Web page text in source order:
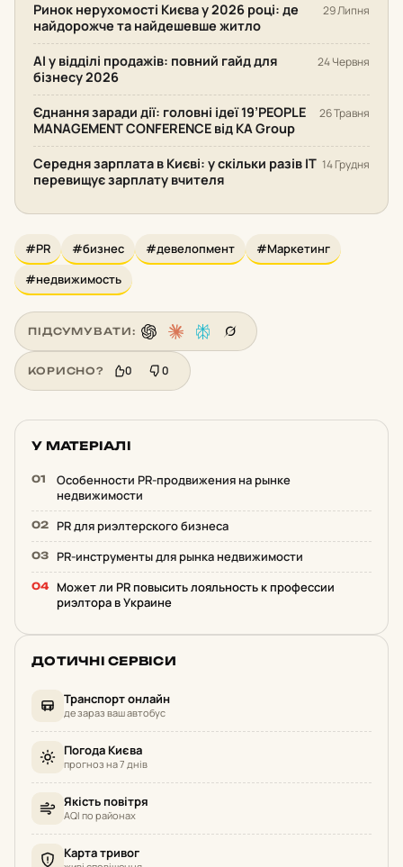
Ринок нерухомості Києва у 2026 році: де
найдорожче та найдешевше житло
29 Липня
AI у відділі продажів: повний гайд для
бізнесу 2026
24 Червня
Єднання заради дії: головні ідеї 19’PEOPLE
MANAGEMENT CONFERENCE від KA Group
26 Травня
Середня зарплата в Києві: у скільки разів IT
перевищує зарплату вчителя
14 Грудня
#PR #бизнес #девелопмент
#Маркетинг
#недвижимость
ПІДСУМУВАТИ:
КОРИСНО? 0 0
У МАТЕРІАЛІ
Особенности PR-продвижения на рынке
недвижимости
PR для риэлтерского бизнеса
PR-инструменты для рынка недвижимости
Может ли PR повысить лояльность к профессии
риэлтора в Украине
ДОТИЧНІ СЕРВІСИ
Транспорт онлайн
де зараз ваш автобус
Погода Києва
прогноз на 7 днів
Якість повітря
AQI по районах
Карта тривог